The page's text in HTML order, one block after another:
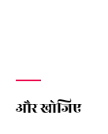
और खोजिए